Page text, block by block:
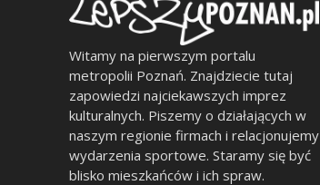
Witamy na pierwszym portalu
metropolii Poznań. Znajdziecie tutaj
zapowiedzi najciekawszych imprez
kulturalnych. Piszemy o działających w
naszym regionie firmach i relacjonujemy
wydarzenia sportowe. Staramy się być
blisko mieszkańców i ich spraw.